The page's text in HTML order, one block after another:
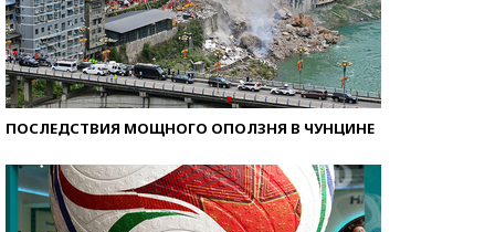
ПОСЛЕДСТВИЯ МОЩНОГО ОПОЛЗНЯ В ЧУНЦИНЕ